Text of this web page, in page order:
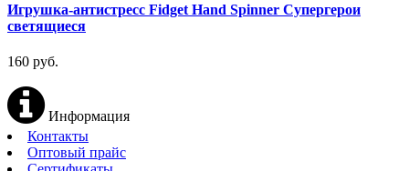
Игрушка-антистресс Fidget Hand Spinner Супергерои
светящиеся
160 руб.
Информация
Контакты
Оптовый прайс